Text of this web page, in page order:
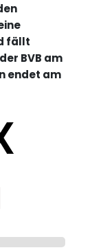
fällt
BVB am
endet am